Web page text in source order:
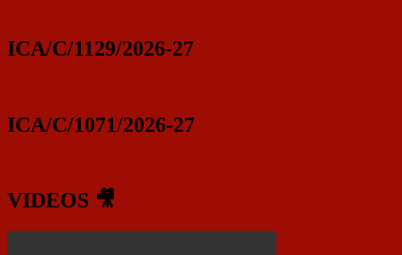
ICA/C/1129/2026-27
ICA/C/1071/2026-27
VIDEOS 🎥